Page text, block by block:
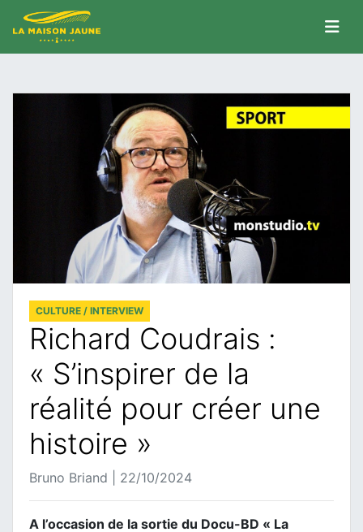
CULTURE / INTERVIEW
Richard Coudrais :
« S’inspirer de la
réalité pour créer une
histoire »
Bruno Briand | 22/10/2024
A l’occasion de la sortie du Docu-BD « La